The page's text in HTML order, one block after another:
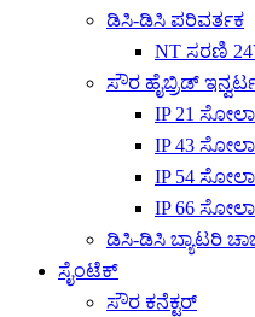
ಡಿಸಿ-ಡಿಸಿ ಪರಿವರ್ತಕ
NT ಸರಣಿ
ಸೌರ ಹೈಬ್ರಿಡ್
IP 21
IP 43
IP 54
IP 66
ಡಿಸಿ-ಡಿಸಿ ಬ್ಯಾಟರಿ
ಸೈಂಟೆಕ್
ಸೌರ ಕನೆಕ್ಟರ್